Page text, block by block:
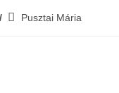
Pusztai Mária